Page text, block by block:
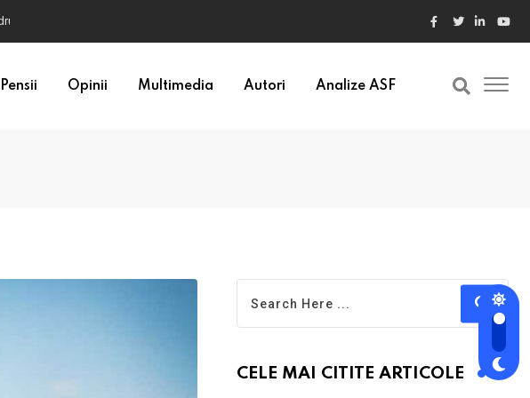
cele de 50 de euro, cele din Bulgaria au valori cu 30% mai mari
Pensii Opinii Multimedia Autori Analize ASF
CELE MAI CITITE ARTICOLE